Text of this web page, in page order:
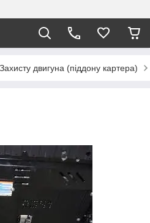
Захисту двигуна (піддону картера)